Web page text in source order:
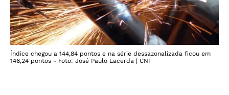
Índice chegou a 144,84 pontos e na série dessazonalizada ficou em
146,24 pontos - Foto: José Paulo Lacerda | CNI